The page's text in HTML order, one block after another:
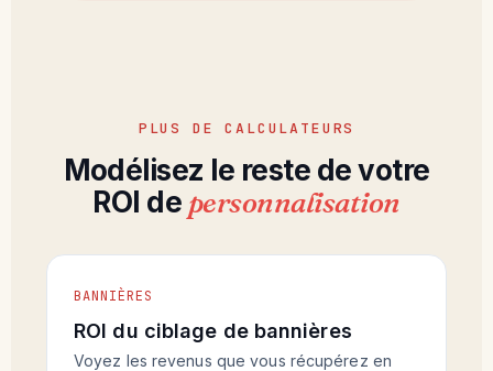
PLUS DE CALCULATEURS
Modélisez le reste de votre
ROI de personnalisation
BANNIÈRES
ROI du ciblage de bannières
Voyez les revenus que vous récupérez en